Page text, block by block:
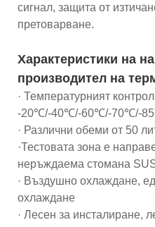
сигнал, защита от
претоварване.
Характеристики на
производител на
· Температурният
-20℃/-40℃/-60℃/-70℃/-
· Различни обеми от 50
·Тестовата зона е
неръждаема стомана
· Въздушно охлаждане,
охлаждане
· Лесен за инсталиране,